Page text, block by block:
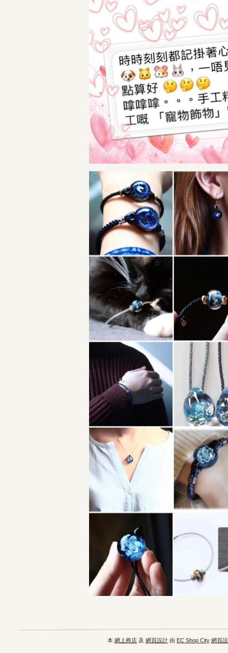
本 網上商店 及 網頁設計 由 EC Shop City 網頁